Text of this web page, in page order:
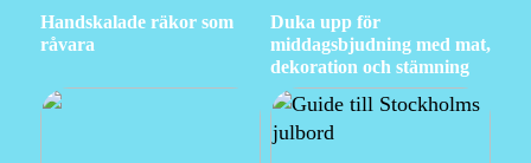
Handskalade räkor som
råvara
Duka upp för
middagsbjudning med mat,
dekoration och stämning